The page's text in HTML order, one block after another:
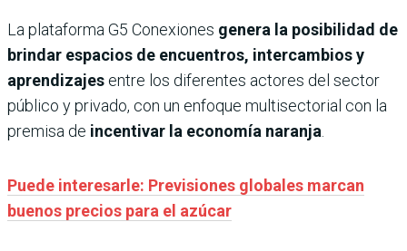
La plataformaG5 Conexiones genera la posibilidad de
brindar espacios de encuentros, intercambios y
aprendizajes entre los diferentes actores del sector
público y privado, con un enfoque multisectorial con la
premisa de incentivar la economía naranja.
Puede interesarle: Previsiones globales marcan
buenos precios para el azúcar